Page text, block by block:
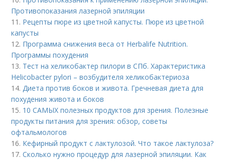
Противопоказания лазерной эпиляции
11. Рецепты пюре из цветной капусты. Пюре из цветной
капусты
12. Программа снижения веса от Herbalife Nutrition.
Программы похудения
13. Тест на хеликобактер пилори в СПб. Характеристика
Helicobacter pylori – возбудителя хеликобактериоза
14. Диета против боков и живота. Гречневая диета для
похудения живота и боков
15. 10 САМЫХ полезных продуктов для зрения. Полезные
продукты питания для зрения: обзор, советы
офтальмологов
16. Кефирный продукт с лактулозой. Что такое лактулоза?
17.Сколько нужно процедур для лазерной эпиляции. Как